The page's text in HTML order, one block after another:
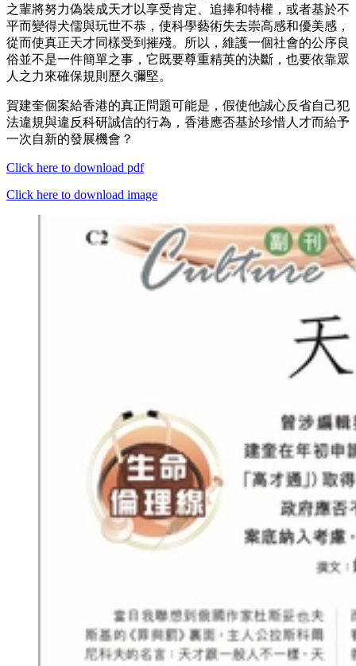
之輩將努力偽裝成天才以享受肯定、追捧和特權，或者基於不
平而變得犬儒與玩世不恭，使科學藝術失去崇高感和優美感，
從而使真正天才同樣受到摧殘。所以，維護一個社會的公序良
俗並不是一件簡單之事，它既要尊重精英的決斷，也要依靠眾
人之力來確保規則歷久彌堅。
賀建奎個案給香港的真正問題可能是，假使他誠心反省自己犯
法違規與違反科研誠信的行為，香港應否基於珍惜人才而給予
一次自新的發展機會？
Click here to download pdf
Click here to download image